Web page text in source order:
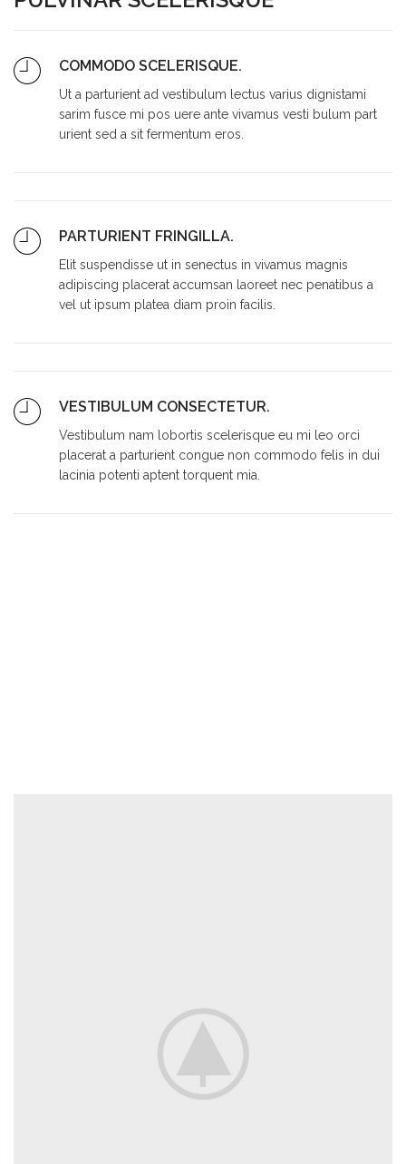
COMMODO SCELERISQUE.
Ut a parturient ad vestibulum lectus varius dignistami
sarim fusce mi pos uere ante vivamus vesti bulum part
urient sed a sit fermentum eros.
PARTURIENT FRINGILLA.
Elit suspendisse ut in senectus in vivamus magnis
adipiscing placerat accumsan laoreet nec penatibus a
vel ut ipsum platea diam proin facilis.
VESTIBULUM CONSECTETUR.
Vestibulum nam lobortis scelerisque eu mi leo orci
placerat a parturient congue non commodo felis in dui
lacinia potenti aptent torquent mia.